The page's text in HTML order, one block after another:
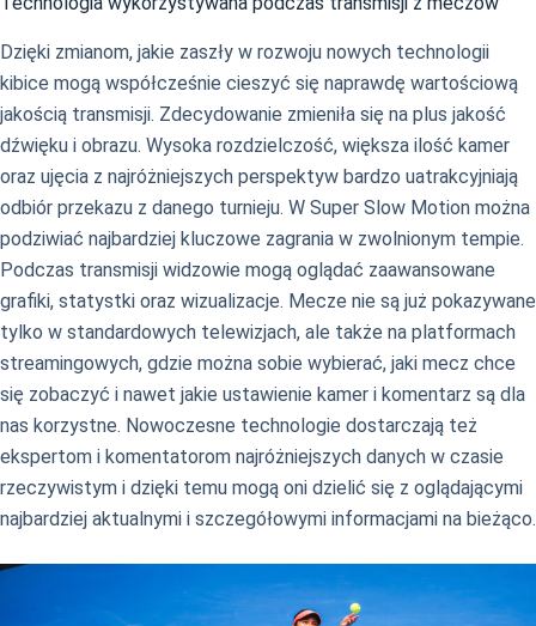
Dzięki zmianom, jakie zaszły w rozwoju nowych technologii
kibice mogą współcześnie cieszyć się naprawdę wartościową
jakością transmisji. Zdecydowanie zmieniła się na plus jakość
dźwięku i obrazu. Wysoka rozdzielczość, większa ilość kamer
oraz ujęcia z najróżniejszych perspektyw bardzo uatrakcyjniają
odbiór przekazu z danego turnieju. W Super Slow Motion można
podziwiać najbardziej kluczowe zagrania w zwolnionym tempie.
Podczas transmisji widzowie mogą oglądać zaawansowane
grafiki, statystki oraz wizualizacje. Mecze nie są już pokazywane
tylko w standardowych telewizjach, ale także na platformach
streamingowych, gdzie można sobie wybierać, jaki mecz chce
się zobaczyć i nawet jakie ustawienie kamer i komentarz są dla
nas korzystne. Nowoczesne technologie dostarczają też
ekspertom i komentatorom najróżniejszych danych w czasie
rzeczywistym i dzięki temu mogą oni dzielić się z oglądającymi
najbardziej aktualnymi i szczegółowymi informacjami na bieżąco.